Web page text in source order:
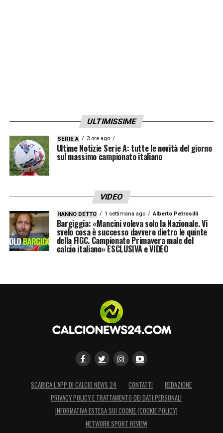
ULTIMISSIME
SERIE A 3 ore ago
Ultime Notizie Serie A: tutte le novità del giorno
sul massimo campionato italiano
VIDEO
HANNO DETTO 1 settimana ago Alberto Petrosilli
Bargiggia: «Mancini voleva solo la Nazionale. Vi
svelo cosa è successo davvero dietro le quinte
della FIGC. Campionato Primavera male del
calcio italiano» ESCLUSIVA e VIDEO
SCARICA L’APP DI CALCIO NEWS 24 CONTATTI
REDAZIONE
PRIVACY POLICY E TRATTAMENTO DEI DATI PERSONALI
INFORMATIVA ESTESA SUI COOKIE (COOKIE POLICY)
NETWORK SPORT REVIEW